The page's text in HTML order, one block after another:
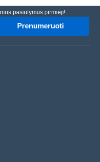
pasiūlymus pirmieji!
Prenumeruoti